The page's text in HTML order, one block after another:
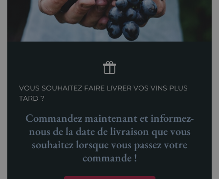
VOUS SOUHAITEZ FAIRE LIVRER VOS VINS PLUS
TARD ?
Commandez maintenant et informez-
nous de la date de livraison que vous
souhaitez lorsque vous passez votre
commande !